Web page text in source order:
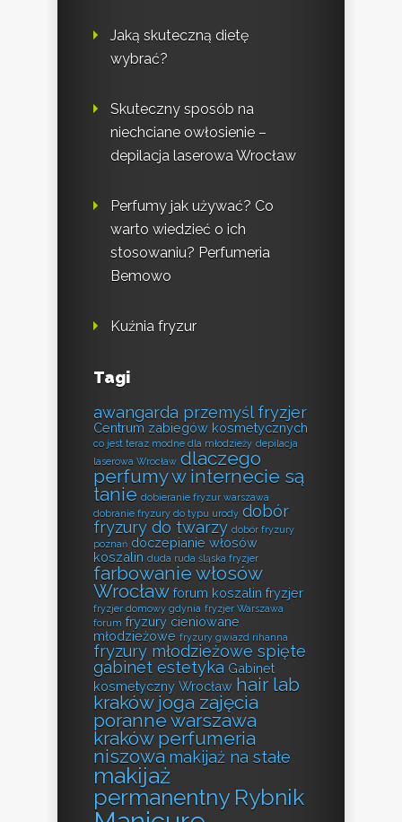
Jaką skuteczną dietę
wybrać?
Skuteczny sposób na
niechciane owłosienie –
depilacja laserowa Wrocław
Perfumy jak używać? Co
warto wiedzieć o ich
stosowaniu? Perfumeria
Bemowo
Kuźnia fryzur
Tagi
awangarda przemyśl fryzjer
Centrum zabiegów kosmetycznych
co jest teraz modne dla młodzieży depilacja
laserowa Wrocław dlaczego
perfumy w internecie są
tanie dobieranie fryzur warszawa
dobranie fryzury do typu urody dobór
fryzury do twarzy dobór fryzury
poznań doczepianie włosów
koszalin duda ruda śląska fryzjer
farbowanie włosów
Wrocław forum koszalin fryzjer
fryzjer domowy gdynia fryzjer Warszawa
forum fryzury cieniowane
młodzieżowe fryzury gwiazd rihanna
fryzury młodzieżowe spięte
gabinet estetyka Gabinet
kosmetyczny Wrocław hair lab
kraków joga zajęcia
poranne warszawa
kraków perfumeria
niszowa makijaż na stałe
makijaż
permanentny Rybnik